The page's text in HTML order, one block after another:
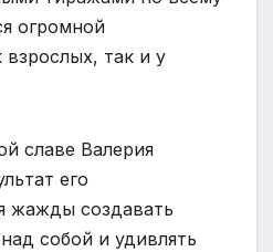
огромной
взрослых, так и у
славе Валерия
его
жажды создавать
собой и удивлять